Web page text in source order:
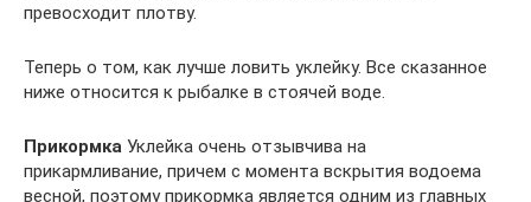
превосходит плотву.
Теперь о том, как лучше ловить уклейку. Все сказанное
ниже относится к рыбалке в стоячей воде.
Прикормка Уклейка очень отзывчива на
прикармливание, причем с момента вскрытия водоема
весной, поэтому прикормка является одним из главных